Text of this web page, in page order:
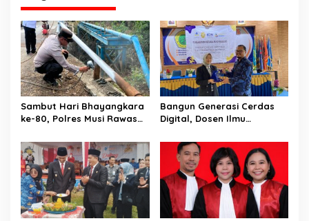
s
i
p
o
s
Sambut Hari Bhayangkara
ke-80, Polres Musi Rawas
dan Perkuat Akses Warga
Jayaloka
Bangun Generasi Cerdas
Digital, Dosen Ilmu
Universitas Pamulang
Sosialisasikan Bahaya
Disinformasi AI dan Hate
Speech di SMK Ikhlas
Jawilan